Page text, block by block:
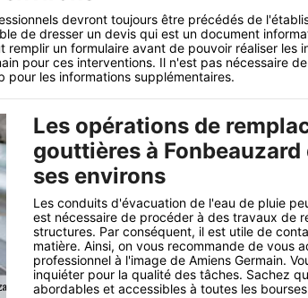
devront toujours être précédés de
de dresser un devis qui est un document
remplir un formulaire avant de pouvoir réaliser les
pour ces interventions. Il n'est pas nécessaire
pour les informations supplémentaires.
Les opérations de
gouttières à
ses environs
Les conduits d'évacuation de l'eau de pluie
est nécessaire de procéder à des travaux de
structures. Par conséquent, il est utile de
matière. Ainsi, on vous recommande de vous
professionnel à l'image de Amiens Germain.
inquiéter pour la qualité des tâches. Sachez
abordables et accessibles à toutes les